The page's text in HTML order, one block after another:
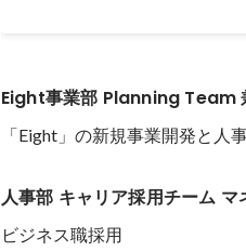
Eight事業部 Planning Team
「Eight」の新規事業開発と
人事部 キャリア採用チーム マ
ビジネス職採用